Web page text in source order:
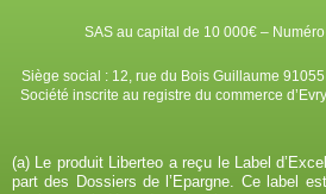
SAS au capital de 10 000€ –
Siège social : 12, rue du Bois Guillaume
Société inscrite au registre du commerce
(a) Le produit Liberteo a reçu le Label
part des Dossiers de l’Epargne. Ce label